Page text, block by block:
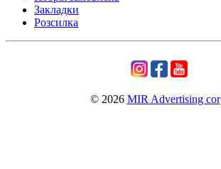
Закладки
Розсилка
© 2026 MIR Advertising